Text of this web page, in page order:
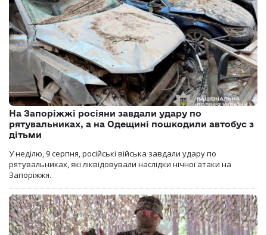
На Запоріжжі росіяни завдали удару по
рятувальниках, а на Одещині пошкодили автобус з
дітьми
У неділю, 9 серпня, російські війська завдали удару по
рятувальниках, які ліквідовували наслідки нічної атаки на
Запоріжжя.